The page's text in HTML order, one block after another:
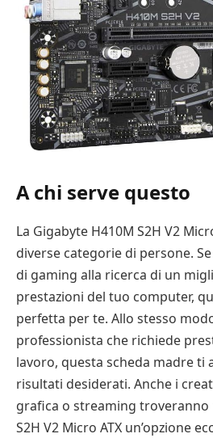
A chi serve questo
La Gigabyte H410M S2H V2
diverse categorie di persone.
di gaming alla ricerca di un
prestazioni del tuo computer,
perfetta per te. Allo stesso
professionista che richiede
lavoro, questa scheda madre ti
risultati desiderati. Anche i
grafica o streaming troveranno
S2H V2 Micro ATX un’opzione